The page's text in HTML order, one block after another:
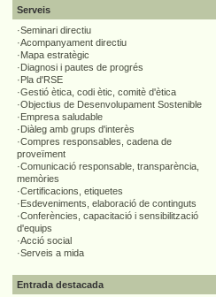
Serveis
·Seminari directiu
·Acompanyament directiu
·Mapa estratègic
·Diagnosi i pautes de progrés
·Pla d'RSE
·Gestió ètica, codi ètic, comitè d'ètica
·Objectius de Desenvolupament Sostenible
·Empresa saludable
·Diàleg amb grups d'interès
·Compres responsables, cadena de
proveïment
·Comunicació responsable, transparència,
memòries
·Certificacions, etiquetes
·Esdeveniments, elaboració de continguts
·Conferències, capacitació i sensibilització
d'equips
·Acció social
·Serveis a mida
Entrada destacada